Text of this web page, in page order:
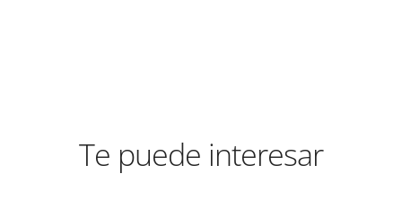
Te puede interesar